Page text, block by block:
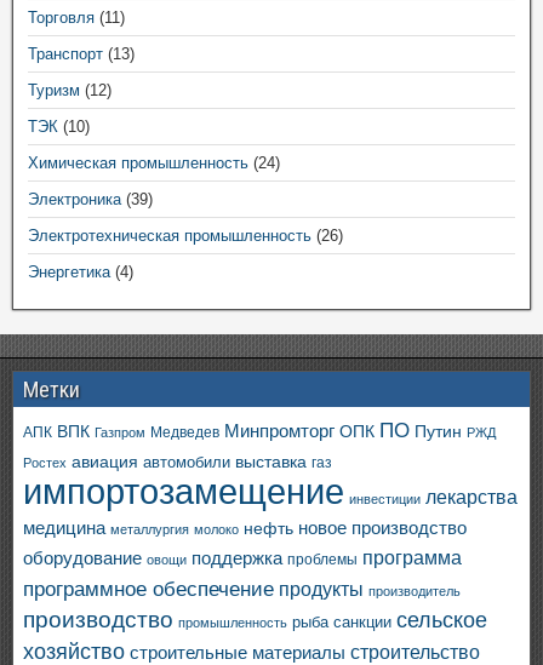
Торговля (11)
Транспорт (13)
Туризм (12)
ТЭК (10)
Химическая промышленность (24)
Электроника(39)
Электротехническая промышленность (26)
Энергетика(4)
Метки
АПК ВПК Газпром Медведев Минпромторг ОПК ПО Путин РЖД
Ростех авиация автомобили выставка газ
импортозамещение инвестиции лекарства
медицина металлургия молоко нефть новое производство
оборудование овощи поддержка проблемы программа
программное обеспечение продукты производитель
производство промышленность рыба санкции сельское
хозяйство строительные материалы строительство